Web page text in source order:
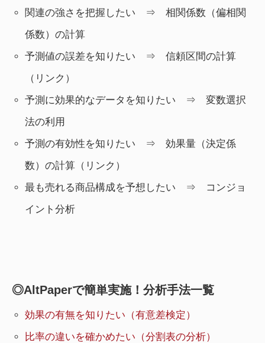
関連の強さを把握したい ⇒ 相関係数（偏相関
係数）の計算
予測値の誤差を知りたい ⇒ 信頼区間の計算
（リンク）
予測に効果的なデータを知りたい ⇒ 変数選択
法の利用
予測の有効性を知りたい ⇒ 効果量（決定係
数）の計算（リンク）
最も売れる商品構成を予想したい ⇒ コンジョ
イント分析
◎AltPaperで簡単実施！分析手法一覧
効果の有無を知りたい（有意差検定）
比率の違いを確かめたい（分割表の分析）